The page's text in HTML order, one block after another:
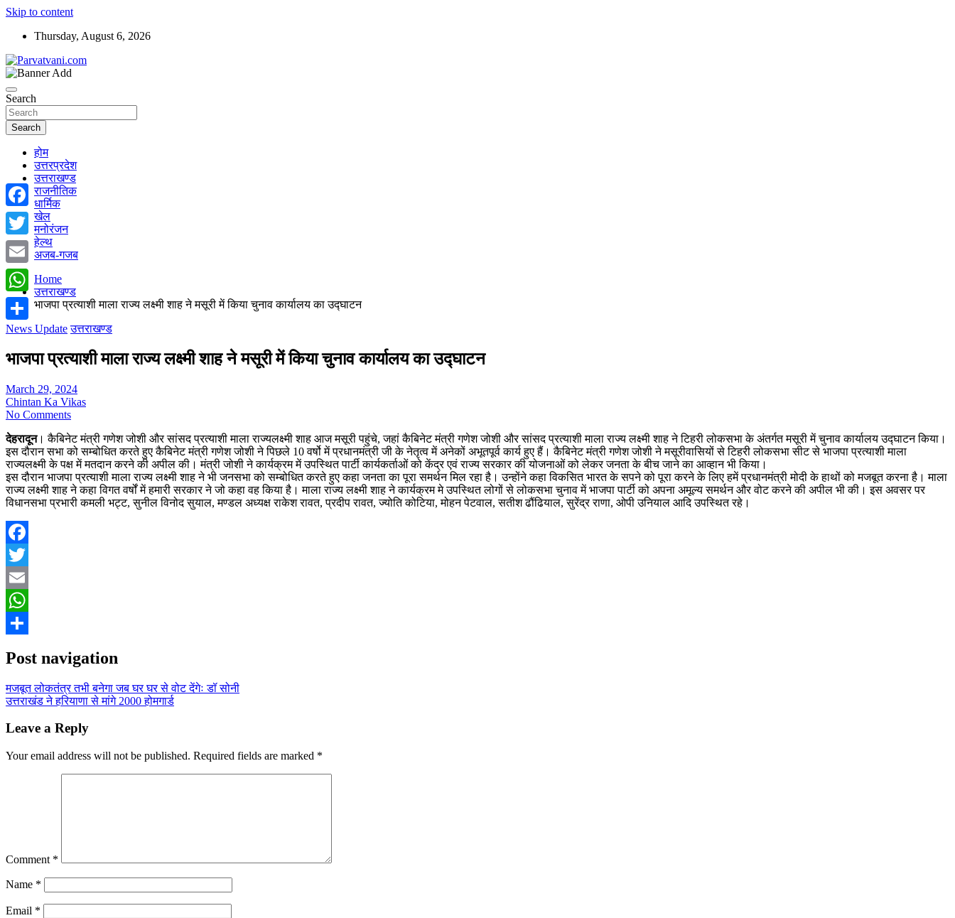
Skip to content
Thursday, August 6, 2026
Parvatvani.com
Search
Search
होम
उत्तरप्रदेश
उत्तराखण्ड
राजनीतिक
धार्मिक
खेल
मनोरंजन
हेल्थ
अजब-गजब
Home
उत्तराखण्ड
भाजपा प्रत्याशी माला राज्य लक्ष्मी शाह ने मसूरी में किया चुनाव कार्यालय का उद्घाटन
News Update उत्तराखण्ड
भाजपा प्रत्याशी माला राज्य लक्ष्मी शाह ने मसूरी में किया चुनाव कार्यालय का उद्घाटन
March 29, 2024
Chintan Ka Vikas
No Comments
देहरादून। कैबिनेट मंत्री गणेश जोशी और सांसद प्रत्याशी माला राज्यलक्ष्मी शाह आज मसूरी पहुंचे, जहां कैबिनेट मंत्री गणेश जोशी और सांसद प्रत्याशी माला राज्य लक्ष्मी शाह ने टिहरी लोकसभा के अंतर्गत मसूरी में चुनाव कार्यालय उद्घाटन किया।
इस दौरान सभा को सम्बोधित करते हुए कैबिनेट मंत्री गणेश जोशी ने पिछले 10 वर्षो में प्रधानमंत्री जी के नेतृत्व में अनेकों अभूतपूर्व कार्य हुए हैं। कैबिनेट मंत्री गणेश जोशी ने मसूरीवासियों से टिहरी लोकसभा सीट से भाजपा प्रत्याशी माला
राज्यलक्ष्मी के पक्ष में मतदान करने की अपील की। मंत्री जोशी ने कार्यक्रम में उपस्थित पार्टी कार्यकर्ताओं को केंद्र एवं राज्य सरकार की योजनाओं को लेकर जनता के बीच जाने का आव्हान भी किया।
इस दौरान भाजपा प्रत्याशी माला राज्य लक्ष्मी शाह ने भी जनसभा को सम्बोधित करते हुए कहा जनता का पूरा समर्थन मिल रहा है। उन्होंने कहा विकसित भारत के सपने को पूरा करने के लिए हमें प्रधानमंत्री मोदी के हाथों को मजबूत करना है। माला
राज्य लक्ष्मी शाह ने कहा विगत वर्षों में हमारी सरकार ने जो कहा वह किया है। माला राज्य लक्ष्मी शाह ने कार्यक्रम मे उपस्थित लोगों से लोकसभा चुनाव में भाजपा पार्टी को अपना अमूल्य समर्थन और वोट करने की अपील भी की। इस अवसर पर
विधानसभा प्रभारी कमली भट्ट, सुनील विनोद सुयाल, मण्डल अध्यक्ष राकेश रावत, प्रदीप रावत, ज्योति कोटिया, मोहन पेटवाल, सतीश ढौंढियाल, सुरेंद्र राणा, ओपी उनियाल आदि उपस्थित रहे।
Facebook
Twitter
Email
WhatsApp
Post navigation
मजबूत लोकतंत्र तभी बनेगा जब घर घर से वोट देंगेः डॉ सोनी
उत्तराखंड ने हरियाणा से मांगे 2000 होमगार्ड
Leave a Reply
Your email address will not be published. Required fields are marked *
Comment *
Name *
Email *
Facebook
Twitter
Email
WhatsApp
Share